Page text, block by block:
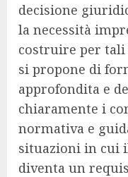
decisione
la necessità
costruire per
si propone di
approfondita e
chiaramente i
normativa e
situazioni in cui
diventa un